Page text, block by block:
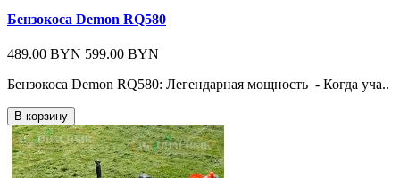
Бензокоса Demon RQ580
489.00 BYN 599.00 BYN
Бензокоса Demon RQ580: Легендарная мощность - Когда уча..
В корзину